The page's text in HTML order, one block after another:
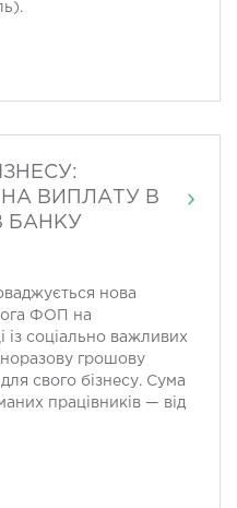
ВИПЛАТУ В
БАНКУ
нова
ФОП на
із соціально важливих
грошову
свого бізнесу. Сума
працівників — від